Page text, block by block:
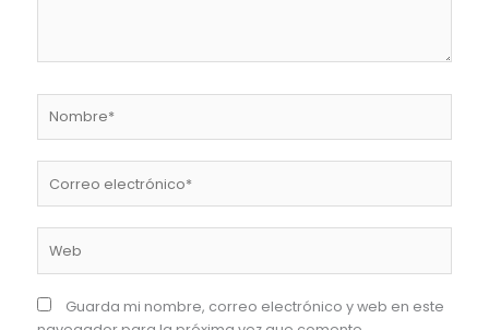
electrónico*
Guarda mi nombre, correo electrónico y web en este